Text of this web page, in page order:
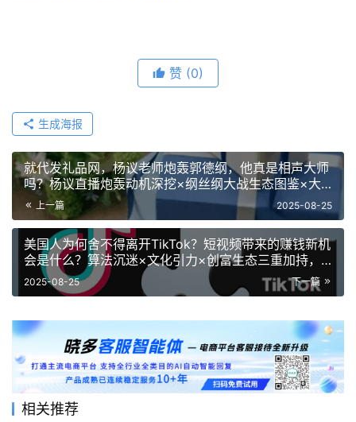
赞 (0)
生成海报
就代发礼品网，杨议老师炮轰郭德纲，他真是相声大师
吗？杨议直播炮轰动机深挖×纲丝纲大战生态图鉴×大
师资格三重拷问！
上一篇 2025-08-25
美国人为何舍不得离开TikTok？短视频带来的赚钱新机
会是什么？算法沉迷×文化引力×创富生态三重加持，
GMV逆势增长揭秘短视频经济新法则！
下一篇
2025-08-25
相关推荐